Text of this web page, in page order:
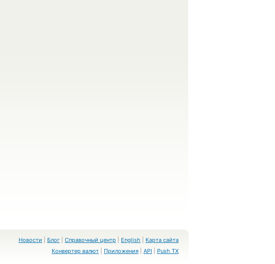
Новости Блог Справочный центр English
Карта сайта
Конвертер валют
Приложения API Push TX